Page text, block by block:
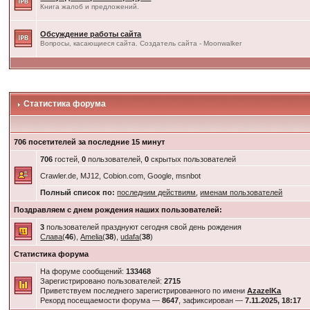
Книга жалоб и предложений.
Обсуждение работы сайта
Вопросы, касающиеся сайта. Создатель сайта - Moonwalker
Статистика форума
706 посетителей за последние 15 минут
706 гостей,0 пользователей,0 скрытых пользователей
Crawler.de, MJ12, Cobion.com, Google, msnbot
Полный список по: последним действиям ,именам пользователей
Поздравляем с днем рождения наших пользователей:
3 пользователей празднуют сегодня свой день рождения
Слава(46),Amelia(38),udafa(38)
Статистика форума
На форуме сообщений:133468
Зарегистрировано пользователей:2715
Приветствуем последнего зарегистрированного по имениAzazelKa
Рекорд посещаемости форума —8647 , зафиксирован —7.11.2025, 18:17